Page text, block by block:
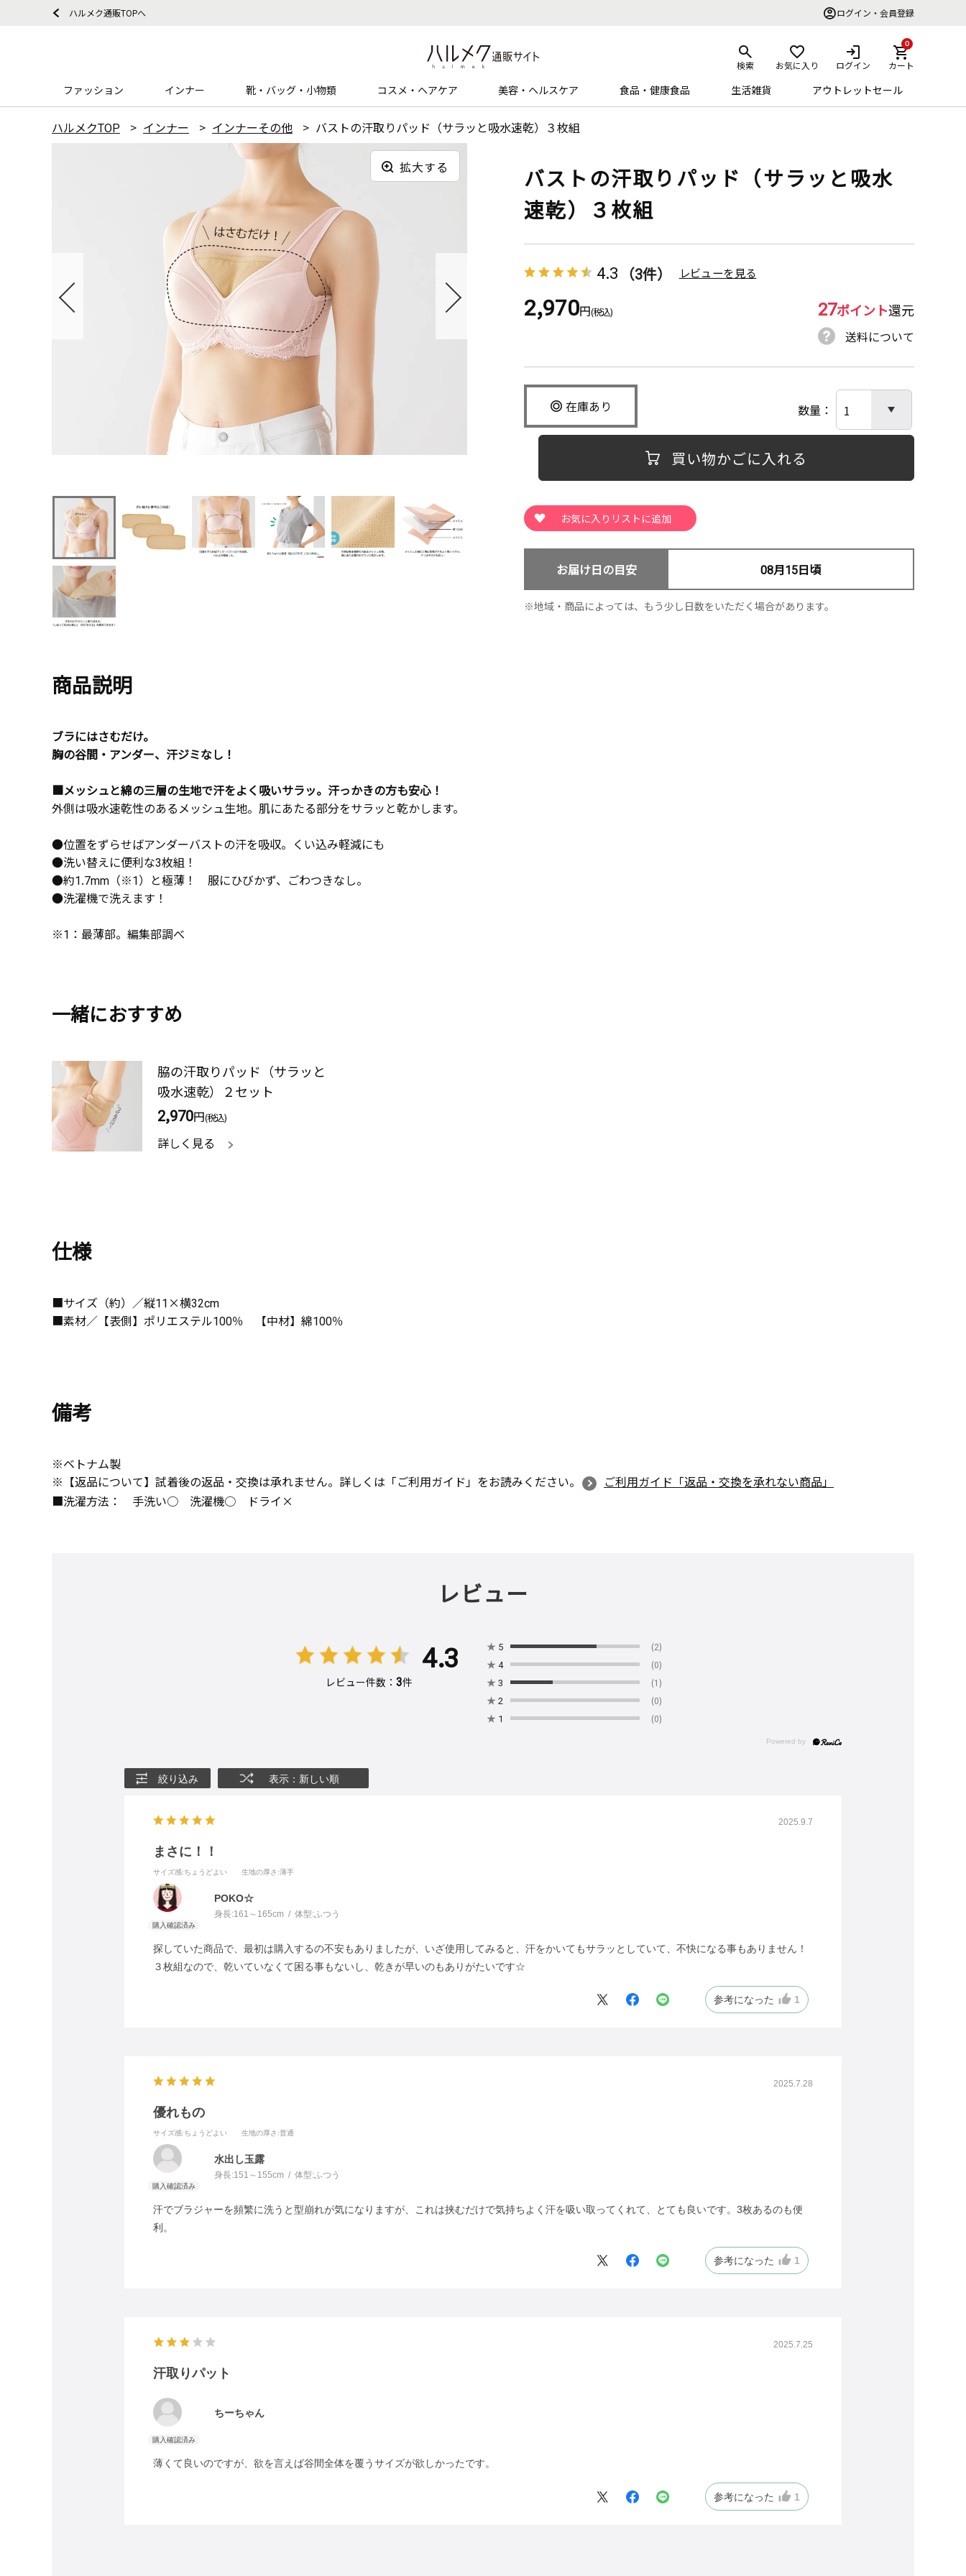
ハルメク通販TOPへ ログイン・会員登録
検索 お気に入り ログイン
0
カート
ファッション インナー 靴・バッグ・小物類 コスメ・ヘアケア 美容・ヘルスケア 食品・健康食品 生活雑貨 アウトレットセール
ハルメクTOP インナー インナーその他 バストの汗取りパッド（サラッと吸水速乾）３枚組
拡大する
商品説明
ブラにはさむだけ。
胸の谷間・アンダー、汗ジミなし！
■メッシュと綿の三層の生地で汗をよく吸いサラッ。汗っかきの方も安心！
外側は吸水速乾性のあるメッシュ生地。肌にあたる部分をサラッと乾かします。
●位置をずらせばアンダーバストの汗を吸収。くい込み軽減にも
●洗い替えに便利な3枚組！
●約1.7mm（※1）と極薄！ 服にひびかず、ごわつきなし。
●洗濯機で洗えます！
※1：最薄部。編集部調べ
バストの汗取りパッド（サラッと吸水
速乾）３枚組
4.3 （3件） レビューを見る
2,970円(税込) 27ポイント還元
送料について
在庫あり 数量
買い物かごに入れる
お届け日の目安 08月15日頃
地域・商品によっては、もう少し日数をいただく場合があります。
一緒におすすめ
脇の汗取りパッド（サラッと
吸水速乾）２セット
2,970円(税込)
詳しく見る
仕様
■サイズ（約）／縦11×横32cm
■素材／【表側】ポリエステル100％ 【中材】綿100％
備考
※ベトナム製
※【返品について】試着後の返品・交換は承れません。詳しくは「ご利用ガイド」をお読みください。
ご利用ガイド「返品・交換を承れない商品」
■洗濯方法： 手洗い○ 洗濯機○ ドライ×
レビュー
4.3
レビュー件数： 3件
★ 5 (2)
★ 4 (0)
★ 3 (1)
★ 2 (0)
★ 1 (0)
絞り込み 表示：新しい順
2025.9.7
まさに！！
サイズ感:ちょうどよい 生地の厚さ :薄手
POKO☆
身長:161～165cm 体型:ふつう
探していた商品で、最初は購入するの不安もありましたが、いざ使用してみると、汗をかいてもサラッとしていて、不快になる事もありません！
３枚組なので、乾いていなくて困る事もないし、乾きが早いのもありがたいです☆
参考になった 1
2025.7.28
優れもの
サイズ感:ちょうどよい 生地の厚さ :普通
水出し玉露
身長:151～155cm 体型:ふつう
汗でブラジャーを頻繁に洗うと型崩れが気になりますが、これは挟むだけで気持ちよく汗を吸い取ってくれて、とても良いです。3枚あるのも便
利。
参考になった 1
2025.7.25
汗取りパット
ちーちゃん
薄くて良いのですが、欲を言えば谷間全体を覆うサイズが欲しかったです。
参考になった 1